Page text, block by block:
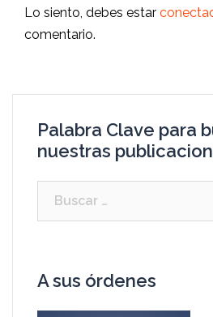
Lo siento, debes estar
comentario.
Palabra Clave para
nuestras
A sus órdenes